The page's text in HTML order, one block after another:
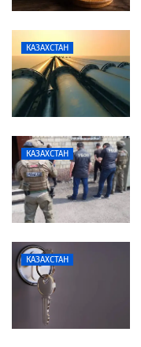
КАЗАХСТАН
КАЗАХСТАН
КАЗАХСТАН